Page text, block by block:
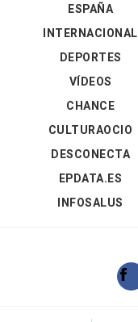
ESPAÑA
INTERNACIONAL
DEPORTES
VÍDEOS
CHANCE
CULTURAOCIO
DESCONECTA
EPDATA.ES
INFOSALUS